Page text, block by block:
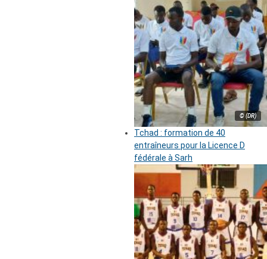
© (DR)
Tchad : formation de 40
entraîneurs pour la Licence D
fédérale à Sarh